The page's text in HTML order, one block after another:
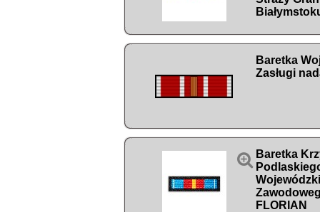
Baretka
Zasługi
 Baretka
FLORIAN